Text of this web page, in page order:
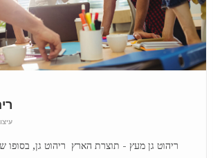
ריהוט גן מעץ - תוצרת הארץ ריהוט גן, בסופו